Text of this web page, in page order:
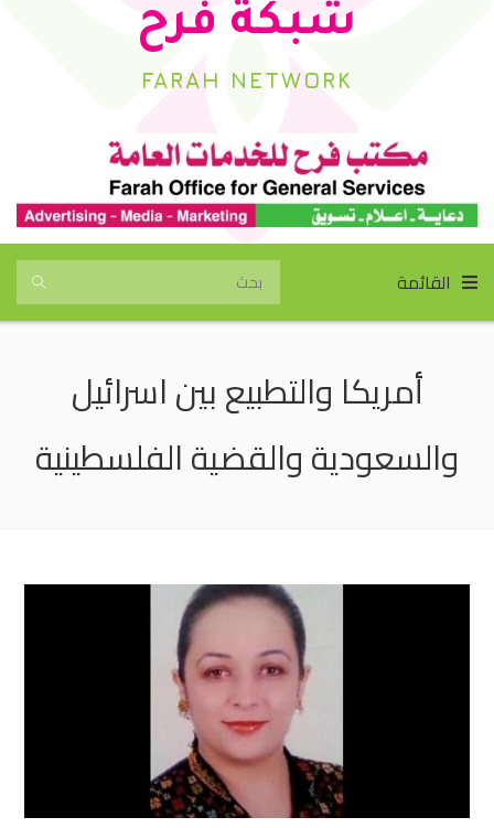
شبكة فرح
FARAH NETWORK
القائمة
أمريكا والتطبيع بين اسرائيل
والسعودية والقضية الفلسطينية